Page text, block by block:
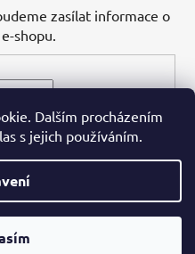
Dalším procházením
s jejich používáním.
zasílat informace o
shopu.
Shoptet